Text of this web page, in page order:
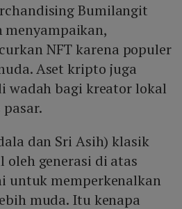
Bumilangit
menyampaikan,
NFT karena populer
Aset kripto juga
wadah bagi kreator lokal
dan Sri Asih) klasik
oleh generasi di atas
untuk memperkenalkan
muda. Itu kenapa